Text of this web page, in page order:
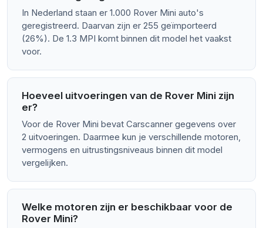
In Nederland staan er 1.000 Rover Mini auto's
geregistreerd. Daarvan zijn er 255 geïmporteerd
(26%). De 1.3 MPI komt binnen dit model het vaakst
voor.
Hoeveel uitvoeringen van de Rover Mini zijn
er?
Voor de Rover Mini bevat Carscanner gegevens over
2 uitvoeringen. Daarmee kun je verschillende motoren,
vermogens en uitrustingsniveaus binnen dit model
vergelijken.
Welke motoren zijn er beschikbaar voor de
Rover Mini?